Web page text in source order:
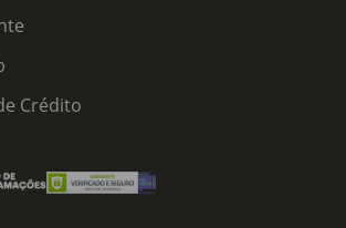
Crédito